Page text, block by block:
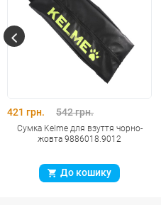
421 грн. 542 грн.
Сумка Kelme для взуття чорно-
жовта 9886018.9012
До кошику